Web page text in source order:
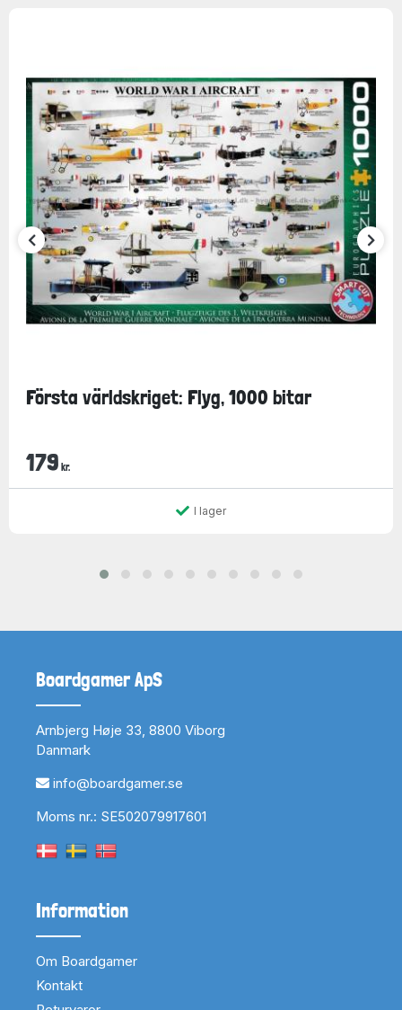
Första världskriget: Flyg, 1000 bitar
179 kr.
I lager
Boardgamer ApS
Arnbjerg Høje 33, 8800 Viborg
Danmark
info@boardgamer.se
Moms nr.: SE502079917601
Information
Om Boardgamer
Kontakt